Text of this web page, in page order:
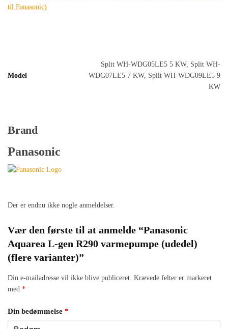
til Panasonic)
Model
Split WH-WDG05LE5 5 KW, Split WH-
WDG07LE5 7 KW, Split WH-WDG09LE5 9
KW
Brand
Panasonic
Der er endnu ikke nogle anmeldelser.
Vær den første til at anmelde “Panasonic
Aquarea L-gen R290 varmepumpe (udedel)
(flere varianter)”
Din e-mailadresse vil ikke blive publiceret. Krævede felter er markeret
med *
Din bedømmelse *